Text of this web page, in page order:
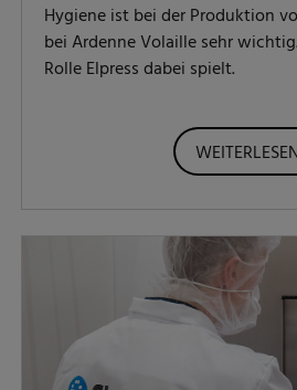
Hygiene ist bei der Produktion
bei Ardenne Volaille sehr
Rolle Elpress dabei spielt.